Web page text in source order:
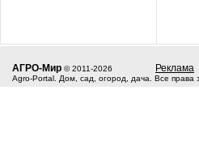
АГРО-Мир © 2011-2026 Реклама
Agro-Portal. Дом, сад, огород, дача. Все